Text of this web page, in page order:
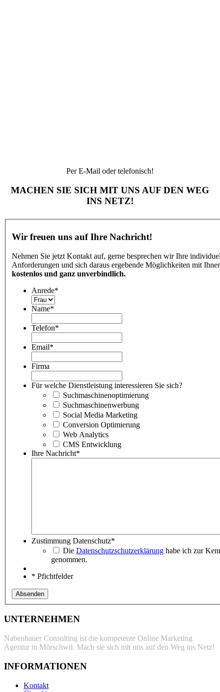
Per E-Mail oder telefonisch!
MACHEN SIE SICH MIT UNS AUF DEN WEG
INS NETZ!
Wir freuen uns auf Ihre Nachricht!
Nehmen Sie jetzt Kontakt auf, gerne besprechen wir Ihre
Anforderungen und sich daraus ergebende Möglichkeiten mit
kostenlos und ganz unverbindlich.
Anrede*
Name*
Telefon*
Email*
Firma
Für welche Dienstleistung interessieren Sie sich?
Suchmaschinenoptimierung
Suchmaschinenwerbung
Social Media Marketing
Conversion Optimierung
Web Analytics
CMS Entwicklung
Ihre Nachricht*
Zustimmung Datenschutz*
Die Datenschutzschutzerklärung habe ich zur
genommen.
* Pfichtfelder
UNTERNEHMEN
Nabenhauer Consulting ist die kompetente Online Marketing
Agentur in Mörschwil. Mach sie sich mit uns auf den Weg ins Netz!
INFORMATIONEN
Kontakt